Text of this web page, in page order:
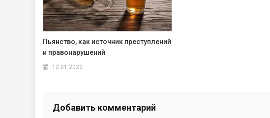
Пьянство, как источник преступлений
и правонарушений
12.01.2022
Добавить комментарий